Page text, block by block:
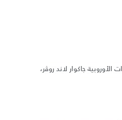
جاكوار لاند روﭬر،